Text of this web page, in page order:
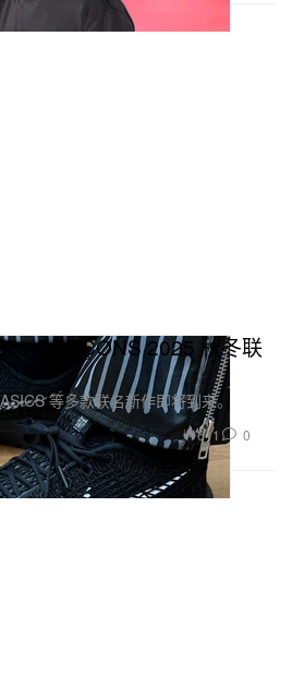
GARÇONS 2025 秋冬联
等多款联名新作即将到来。
611 0